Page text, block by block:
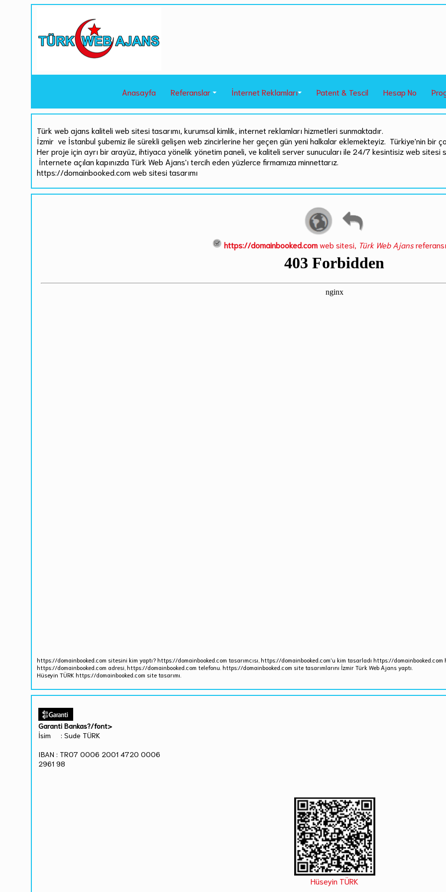
Anasayfa Referanslar İnternet Reklamları Patent & Tescil Hesap No
Türk web ajans kaliteli web sitesi tasarımı, kurumsal kimlik, internet reklamları hizmetleri sunmaktadır.
İzmir ve İstanbul şubemiz ile sürekli gelişen web zincirlerine her geçen gün yeni halkalar eklemekteyiz. Türkiye'nin bir
Her proje için ayrı bir arayüz, ihtiyaca yönelik yönetim paneli, ve kaliteli server sunucuları ile 24/7 kesintisiz web sitesi
İnternete açılan kapınızda Türk Web Ajans'ı tercih eden yüzlerce firmamıza minnettarız.
https://domainbooked.com web sitesi tasarımı
https://domainbooked.comweb sitesi, Türk Web Ajans
https://domainbooked.com sitesini kim yaptı? https://domainbooked.com tasarımcısı, https://domainbooked.com'u kim tasarladı https://
https://domainbooked.com adresi, https://domainbooked.com telefonu. https://domainbooked.com site tasarımlarını İzmir Türk Web Ajans yaptı.
Hüseyin TÜRK https://domainbooked.com site tasarımı.
Garanti Bankas?/font>
İsim : Sude TÜRK
IBAN : TR07 0006 2001 4720 0006
2961 98
Hüseyin TÜRK